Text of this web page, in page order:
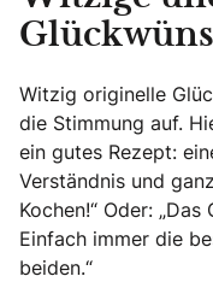
Witzig originelle
die Stimmung auf.
ein gutes Rezept:
Verständnis und
Kochen!“ Oder:
Einfach immer die
beiden.“